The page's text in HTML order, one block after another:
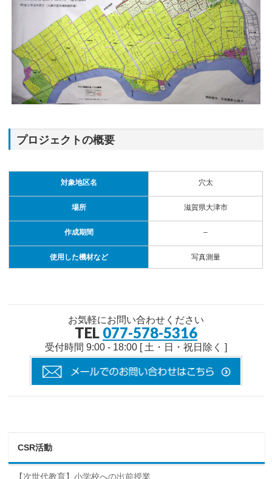
プロジェクトの概要
対象地区名 穴太
場所 滋賀県大津市
作成期間 –
使用した機材など 写真測量
お気軽にお問い合わせください
TEL 077-578-5316
受付時間 9:00 - 18:00 [ 土・日・祝日除く ]
CSR活動
【次世代教育】小学校への出前授業